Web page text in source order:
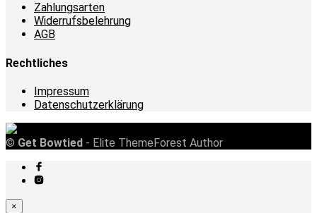
Zahlungsarten
Widerrufsbelehrung
AGB
Rechtliches
Impressum
Datenschutzerklärung
© Get Bowtied - Elite ThemeForest Author
×